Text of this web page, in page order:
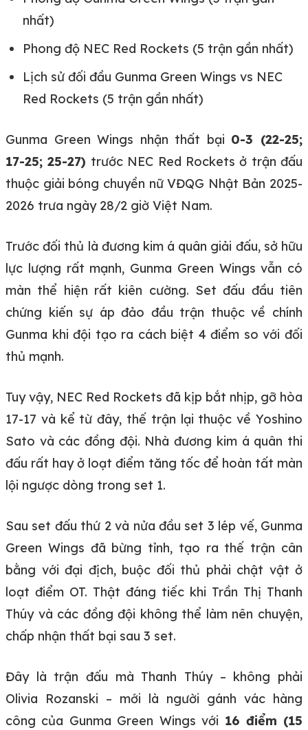
nhất)
Phong độ NEC Red Rockets (5 trận gần nhất)
Lịch sử đối đầu Gunma Green Wings vs NEC
Red Rockets (5 trận gần nhất)
Gunma Green Wings nhận thất bại 0-3 (22-25;
17-25; 25-27) trước NEC Red Rockets ở trận đấu
thuộc giải bóng chuyền nữ VĐQG Nhật Bản 2025-
2026 trưa ngày 28/2 giờ Việt Nam.
Trước đối thủ là đương kim á quân giải đấu, sở hữu
lực lượng rất mạnh, Gunma Green Wings vẫn có
màn thể hiện rất kiên cường. Set đấu đầu tiên
chứng kiến sự áp đảo đầu trận thuộc về chính
Gunma khi đội tạo ra cách biệt 4 điểm so với đối
thủ mạnh.
Tuy vậy, NEC Red Rockets đã kịp bắt nhịp, gỡ hòa
17-17 và kể từ đây, thế trận lại thuộc về Yoshino
Sato và các đồng đội. Nhà đương kim á quân thi
đấu rất hay ở loạt điểm tăng tốc để hoàn tất màn
lội ngược dòng trong set 1.
Sau set đấu thứ 2 và nửa đầu set 3 lép vế, Gunma
Green Wings đã bừng tỉnh, tạo ra thế trận cân
bằng với đại địch, buộc đối thủ phải chật vật ở
loạt điểm OT. Thật đáng tiếc khi Trần Thị Thanh
Thúy và các đồng đội không thể làm nên chuyện,
chấp nhận thất bại sau 3 set.
Đây là trận đấu mà Thanh Thúy – không phải
Olivia Rozanski – mới là người gánh vác hàng
công của Gunma Green Wings với 16 điểm (15